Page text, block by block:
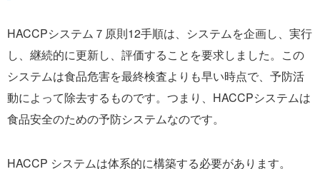
HACCPシステム７原則12手順は、システムを企画し、実行
し、継続的に更新し、評価することを要求しました。この
システムは食品危害を最終検査よりも早い時点で、予防活
動によって除去するものです。つまり、HACCPシステムは
食品安全のための予防システムなのです。
HACCP システムは体系的に構築する必要があります。